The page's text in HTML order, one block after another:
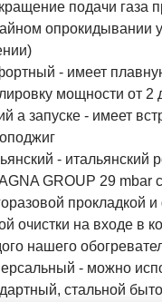
подачи газа
опрокидывании
- имеет
мощности от 2
а запуске - имеет
- итальянский
GROUP 29 mbar с
прокладкой
очистки на входе в
нашего
- можно
стальной